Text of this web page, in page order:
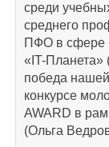
среди
среднего
ПФО в сфере
«IT-Планета»
победа
конкурсе
AWARD в
(Ольга